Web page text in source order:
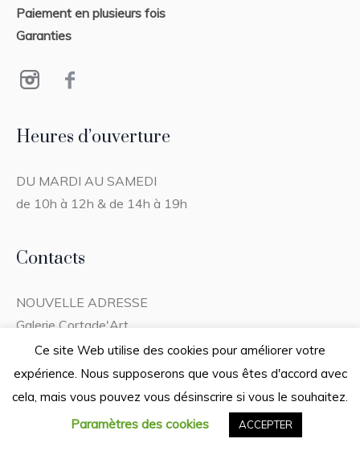
Paiement en plusieurs fois
Garanties
Heures d’ouverture
DU MARDI AU SAMEDI
de 10h à 12h & de 14h à 19h
Contacts
NOUVELLE ADRESSE
Galerie Cortade'Art
32 rue Bessières
82000 MONTAUBAN
TEL. :05 63 91 44 92
cortade-art@orange.fr
Ce site Web utilise des cookies pour améliorer votre
expérience. Nous supposerons que vous êtes d'accord avec
cela, mais vous pouvez vous désinscrire si vous le souhaitez.
Paramètres des cookies ACCEPTER